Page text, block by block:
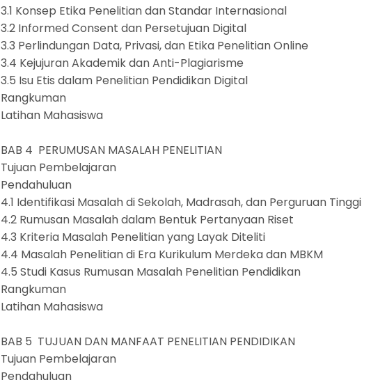
3.1 Konsep Etika Penelitian dan Standar Internasional
3.2 Informed Consent dan Persetujuan Digital
3.3 Perlindungan Data, Privasi, dan Etika Penelitian Online
3.4 Kejujuran Akademik dan Anti-Plagiarisme
3.5 Isu Etis dalam Penelitian Pendidikan Digital
Rangkuman
Latihan Mahasiswa
BAB 4 PERUMUSAN MASALAH PENELITIAN
Tujuan Pembelajaran
Pendahuluan
4.1 Identifikasi Masalah di Sekolah, Madrasah, dan Perguruan Tinggi
4.2 Rumusan Masalah dalam Bentuk Pertanyaan Riset
4.3 Kriteria Masalah Penelitian yang Layak Diteliti
4.4 Masalah Penelitian di Era Kurikulum Merdeka dan MBKM
4.5 Studi Kasus Rumusan Masalah Penelitian Pendidikan
Rangkuman
Latihan Mahasiswa
BAB 5 TUJUAN DAN MANFAAT PENELITIAN PENDIDIKAN
Tujuan Pembelajaran
Pendahuluan